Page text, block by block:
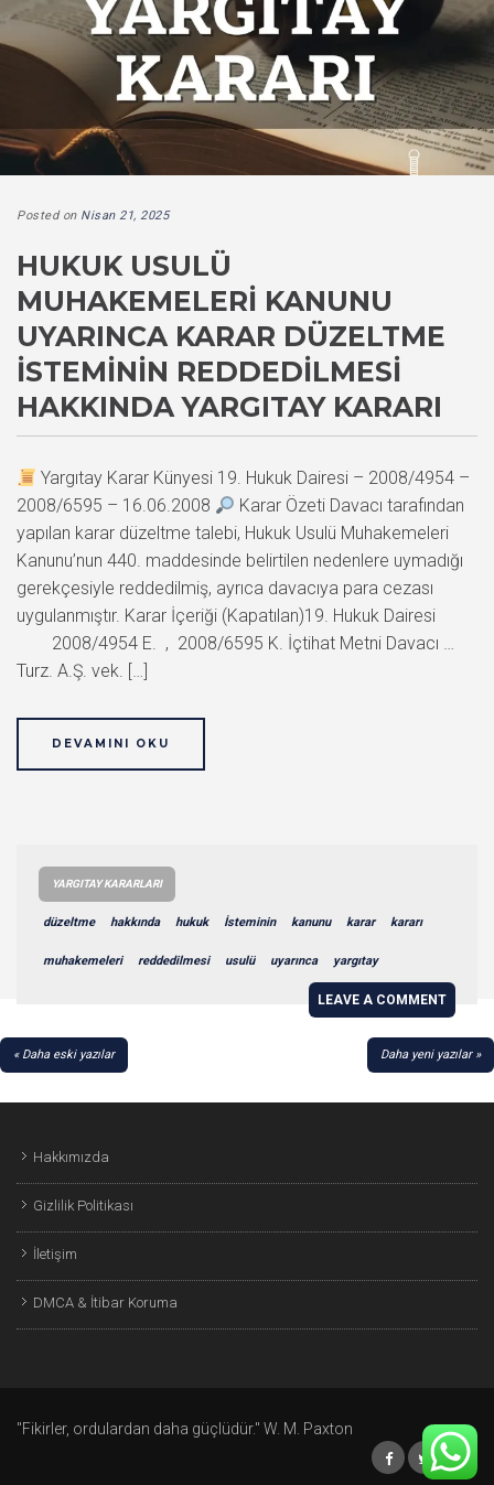
Posted on Nisan 21, 2025
HUKUK USULÜ
MUHAKEMELERI KANUNU
UYARINCA KARAR DÜZELTME
İSTEMININ REDDEDILMESI
HAKKINDA YARGITAY KARARI
Yargıtay Karar Künyesi 19. Hukuk Dairesi – 2008/4954 –
2008/6595 – 16.06.2008
Karar Özeti Davacı tarafından
yapılan karar düzeltme talebi, Hukuk Usulü Muhakemeleri
Kanunu’nun 440. maddesinde belirtilen nedenlere uymadığı
gerekçesiyle reddedilmiş, ayrıca davacıya para cezası
uygulanmıştır. Karar İçeriği (Kapatılan)19. Hukuk Dairesi
2008/4954 E. , 2008/6595 K. İçtihat Metni Davacı …
Turz. A.Ş. vek. […]
DEVAMINI OKU
YARGITAY KARARLARI
düzeltme hakkında hukuk İsteminin kanunu karar kararı
muhakemeleri reddedilmesi usulü uyarınca yargıtay
LEAVE A COMMENT
YAZI
Daha eski yazılar Daha yeni yazılar
Hakkımızda
Gizlilik Politikası
İletişim
DMCA & İtibar Koruma
"Fikirler, ordulardan daha güçlüdür." W. M. Paxton